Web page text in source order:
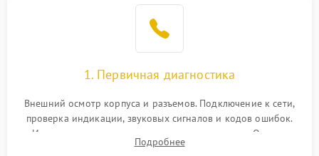
1. Первичная диагностика
Внешний осмотр корпуса и разъемов. Подключение к сети,
проверка индикации, звуковых сигналов и кодов ошибок.
Измерение входного и выходного напряжения. Оценка
реакции ИБП на отключение основного питания без
Подробнее